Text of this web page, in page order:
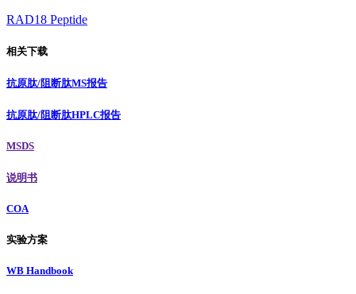
RAD18 Peptide
相关下载
抗原肽/阻断肽MS报告
抗原肽/阻断肽HPLC报告
MSDS
说明书
COA
实验方案
WB Handbook